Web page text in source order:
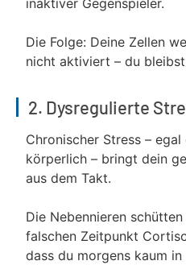
inaktiver Gegenspieler.
Die Folge: Deine Zellen
nicht aktiviert – du
2. Dysregulierte
Chronischer Stress –
körperlich – bringt dein
aus dem Takt.
Die Nebennieren
falschen Zeitpunkt
dass du morgens kaum